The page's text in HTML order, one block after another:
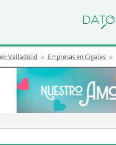
Valladolid Empresas en Cigales